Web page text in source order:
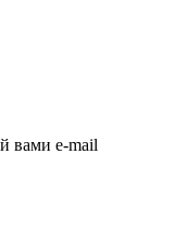
вами e-mail